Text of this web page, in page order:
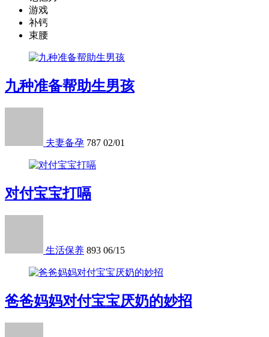
游戏
补钙
束腰
九种准备帮助生男孩
夫妻备孕 787 02/01
对付宝宝打嗝
生活保养 893 06/15
爸爸妈妈对付宝宝厌奶的妙招